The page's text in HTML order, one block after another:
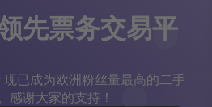
先票务交易平
现已成为欧洲粉丝量最高的二手
感谢大家的支持！